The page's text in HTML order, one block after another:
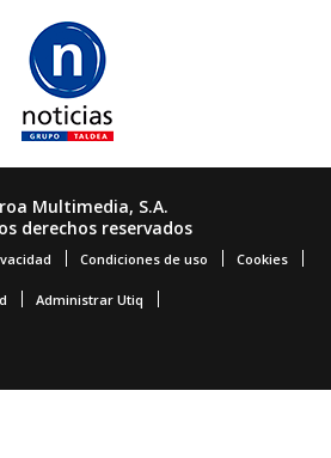
Multimedia, S.A.
derechos reservados
Condiciones de uso Cookies
Administrar Utiq